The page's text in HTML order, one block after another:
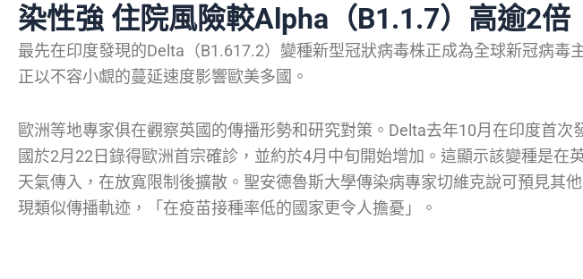
染性強 住院風險較Alpha（B1.1.7）高逾2倍
最先在印度發現的Delta（B1.617.2）變種新型冠狀病毒株正成為全球新冠病毒
正以不容小覷的蔓延速度影響歐美多國。
歐洲等地專家俱在觀察英國的傳播形勢和研究對策。Delta去年10月在印度首次
國於2月22日錄得歐洲首宗確診，並約於4月中旬開始增加。這顯示該變種是在
天氣傳入，在放寬限制後擴散。聖安德魯斯大學傳染病專家切維克說可預見其
現類似傳播軌迹，「在疫苗接種率低的國家更令人擔憂」。